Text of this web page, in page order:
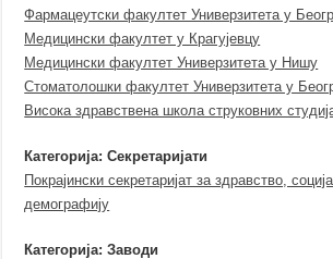
Фармацеутски факултет Универзитета у
Медицински факултет у Крагујевцу
Медицински факултет Универзитета у Нишу
Стоматолошки факултет Универзитета у
Висока здравствена школа струковних
Категорија: Секретаријати
Покрајински секретаријат за здравство,
демографију
Категорија: Заводи